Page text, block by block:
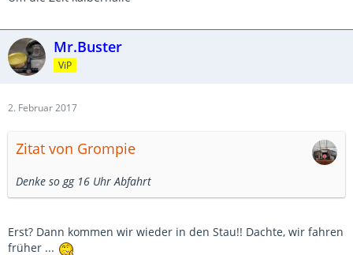
Mr.Buster
ViP
2. Februar 2017
Zitat von Grompie
Denke so gg 16 Uhr Abfahrt
Erst? Dann kommen wir wieder in den Stau!! Dachte, wir fahren
früher ...